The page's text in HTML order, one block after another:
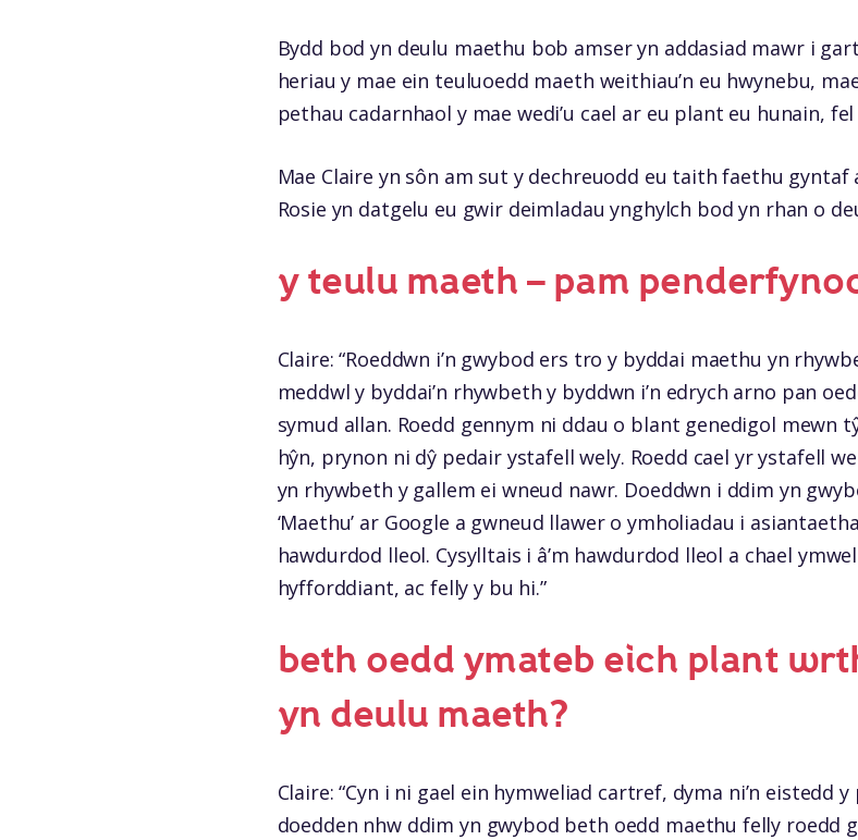
Bydd bod yn deulu maethu bob amser yn addasiad mawr i
heriau y mae ein teuluoedd maeth weithiau’n eu hwynebu,
pethau cadarnhaol y mae wedi’u cael ar eu plant eu hunain,
Mae Claire yn sôn am sut y dechreuodd eu taith faethu
Rosie yn datgelu eu gwir deimladau ynghylch bod yn rhan o
y teulu maeth – pam
Claire: “Roeddwn i’n gwybod ers tro y byddai maethu yn
meddwl y byddai’n rhywbeth y byddwn i’n edrych arno pan
symud allan. Roedd gennym ni ddau o blant genedigol mewn
hŷn, prynon ni dŷ pedair ystafell wely. Roedd cael yr ystafell
yn rhywbeth y gallem ei wneud nawr. Doeddwn i ddim yn
‘Maethu’ ar Google a gwneud llawer o ymholiadau i
hawdurdod lleol. Cysylltais i â’m hawdurdod lleol a chael
hyfforddiant, ac felly y bu hi.”
beth oedd ymateb eich plant
yn deulu maeth?
Claire: “Cyn i ni gael ein hymweliad cartref, dyma ni’n eistedd
doedden nhw ddim yn gwybod beth oedd maethu felly roedd